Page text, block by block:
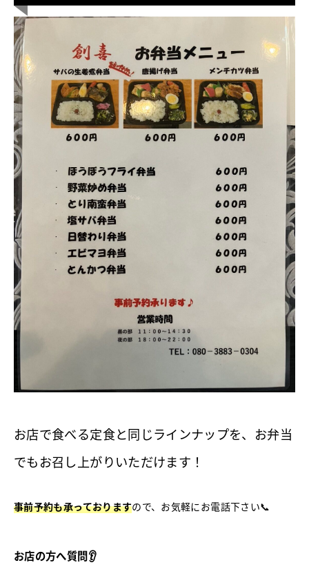
お店で食べる定食と同じラインナップを、お弁当
でもお召し上がりいただけます！
事前予約も承っておりますので、お気軽にお電話下さい📞
お店の方へ質問👂